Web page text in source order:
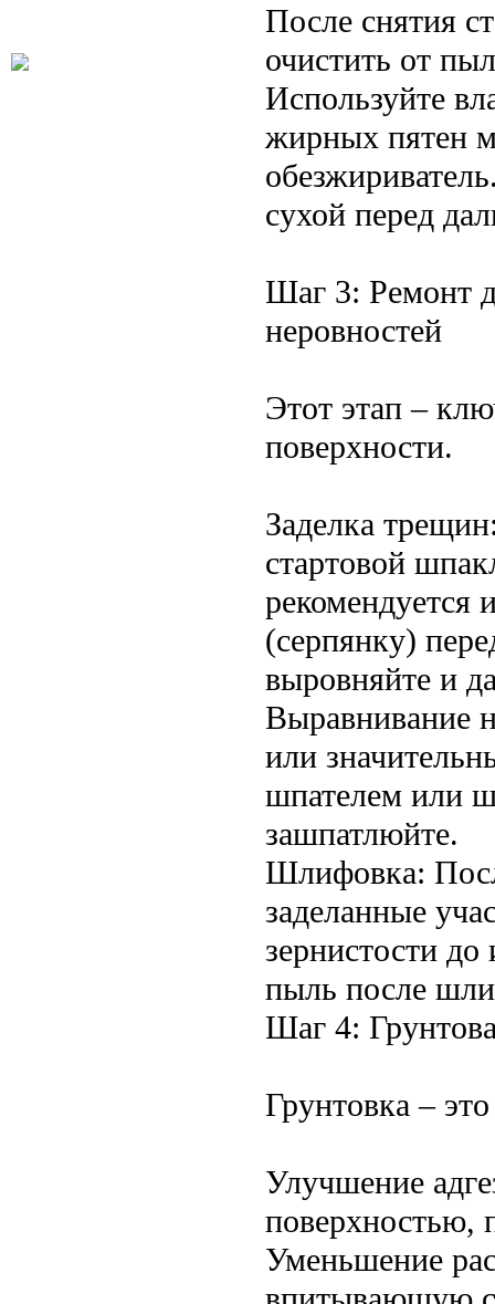
После снятия
очистить от
Используйте
жирных пятен
сухой перед
Шаг 3: Ремонт
неровностей
Этот этап –
поверхности.
Заделка
стартовой
рекомендуется
(серпянку)
выровняйте и
Выравнивание
или
шпателем или
зашпатлюйте.
Шлифовка:
заделанные
зернистости
пыль после
Шаг 4:
Грунтовка –
Улучшение
поверхностью,
Уменьшение